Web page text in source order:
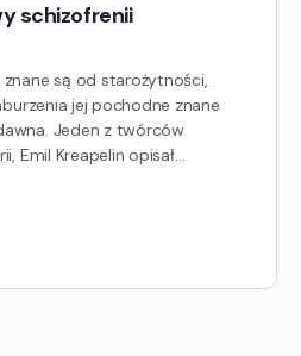
schizofrenii
są od starożytności,
jej pochodne znane
Jeden z twórców
Emil Kreapelin opisał…